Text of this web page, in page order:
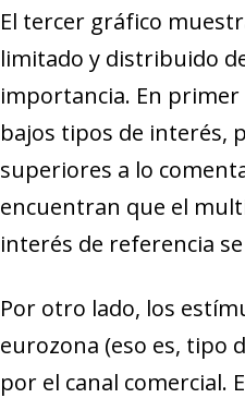
El tercer gráfico
limitado y distribuido
importancia. En primer
bajos tipos de interés,
superiores a lo
encuentran que el
interés de referencia
Por otro lado, los
eurozona (eso es, tipo
por el canal comercial.